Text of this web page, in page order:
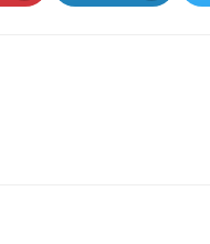
LinkedIn